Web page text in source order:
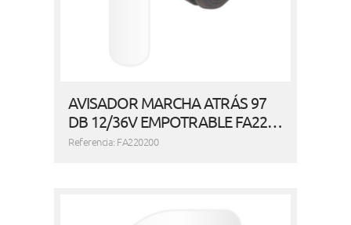
AVISADOR MARCHA ATRÁS 97
DB 12/36V EMPOTRABLE FA22…
Referencia: FA220200